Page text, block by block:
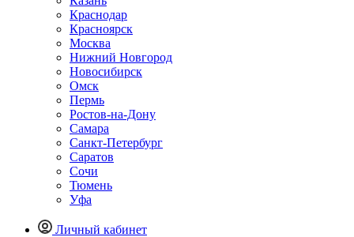
Краснодар
Красноярск
Москва
Нижний Новгород
Новосибирск
Омск
Пермь
Ростов-на-Дону
Самара
Санкт-Петербург
Саратов
Сочи
Тюмень
Уфа
Личный кабинет